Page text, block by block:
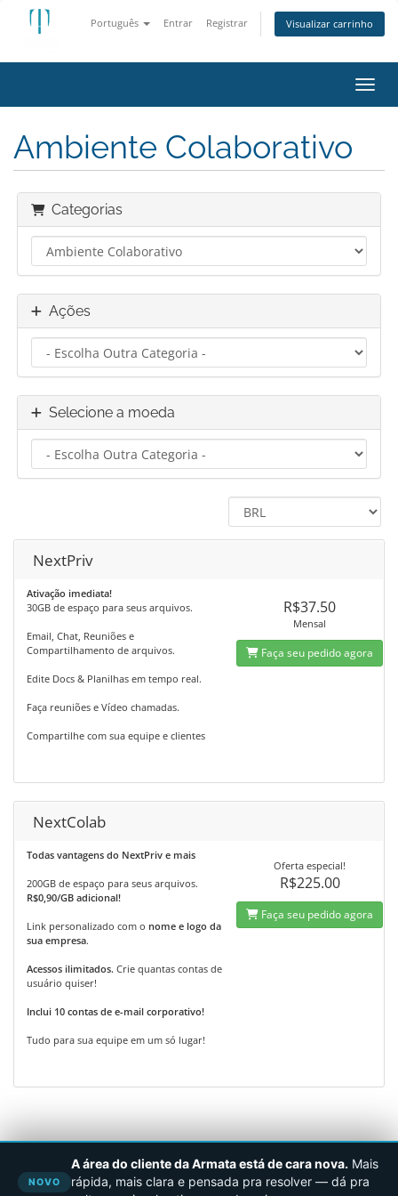
Português Entrar Registrar Visualizar carrinho
Ambiente Colaborativo
Categorias
Ações
Selecione a moeda
NextPriv
Ativação imediata!
30GB de espaço para seus arquivos.
Email, Chat, Reuniões e
Compartilhamento de arquivos.
Edite Docs & Planilhas em tempo real.
Faça reuniões e Vídeo chamadas.
Compartilhe com sua equipe e clientes
R$37.50
Mensal
Faça seu pedido agora
NextColab
Todas vantagens do NextPriv e mais
200GB de espaço para seus arquivos.
R$0,90/GB adicional!
Link personalizado com o nome e logo da
sua empresa.
Acessos ilimitados. Crie quantas contas de
usuário quiser!
Inclui 10 contas de e-mail corporativo!
Tudo para sua equipe em um só lugar!
Oferta especial!
R$225.00
Faça seu pedido agora
NOVO
A área do cliente da Armata está de cara nova. Mais
rápida, mais clara e pensada pra resolver — dá pra